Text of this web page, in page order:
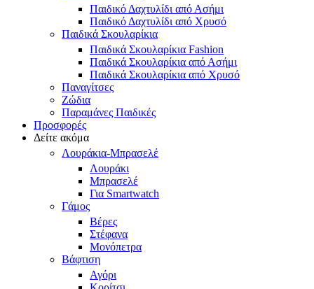
Παιδικό Δαχτυλίδι από Ασήμι
Παιδικό Δαχτυλίδι από Χρυσό
Παιδικά Σκουλαρίκια
Παιδικά Σκουλαρίκια Fashion
Παιδικά Σκουλαρίκια από Ασήμι
Παιδικά Σκουλαρίκια από Χρυσό
Παναγίτσες
Ζώδια
Παραμάνες Παιδικές
Προσφορές
Δείτε ακόμα
Λουράκια-Μπρασελέ
Λουράκι
Μπρασελέ
Για Smartwatch
Γάμος
Βέρες
Στέφανα
Μονόπετρα
Βάφτιση
Αγόρι